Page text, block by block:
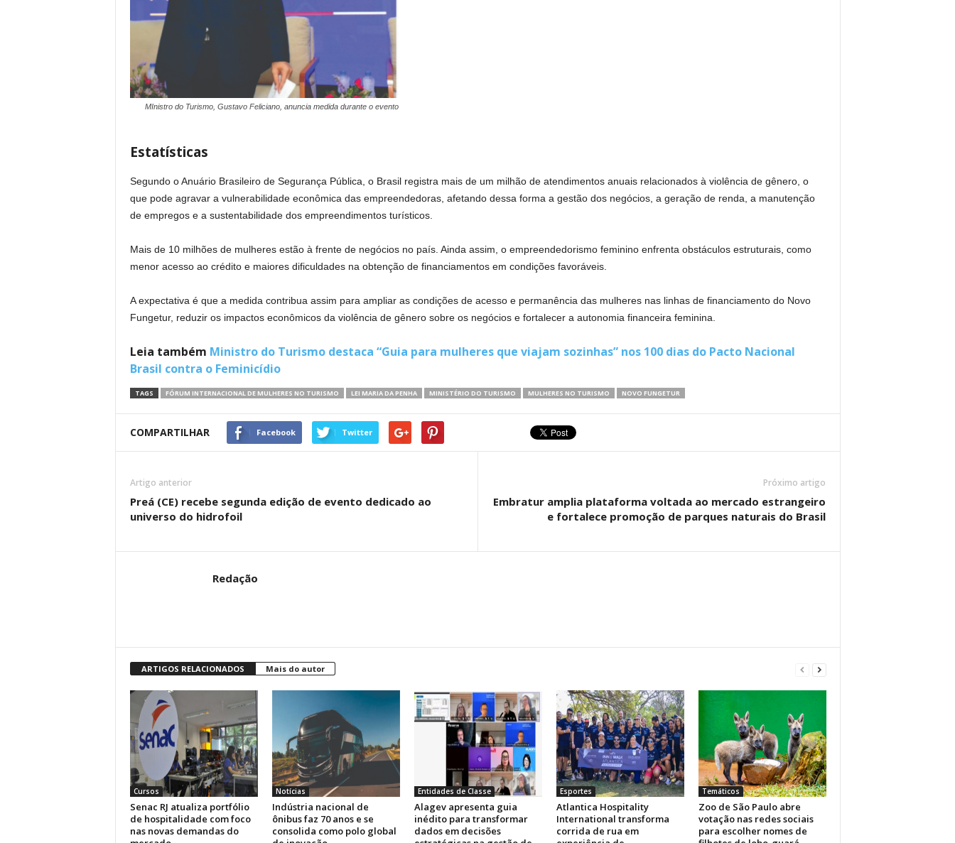
MInistro do Turismo, Gustavo Feliciano, anuncia medida durante o evento
Estatísticas
Segundo o Anuário Brasileiro de Segurança Pública, o Brasil registra mais de um milhão de atendimentos anuais relacionados à violência de gênero, o
que pode agravar a vulnerabilidade econômica das empreendedoras, afetando dessa forma a gestão dos negócios, a geração de renda, a manutenção
de empregos e a sustentabilidade dos empreendimentos turísticos.
Mais de 10 milhões de mulheres estão à frente de negócios no país. Ainda assim, o empreendedorismo feminino enfrenta obstáculos estruturais, como
menor acesso ao crédito e maiores dificuldades na obtenção de financiamentos em condições favoráveis.
A expectativa é que a medida contribua assim para ampliar as condições de acesso e permanência das mulheres nas linhas de financiamento do Novo
Fungetur, reduzir os impactos econômicos da violência de gênero sobre os negócios e fortalecer a autonomia financeira feminina.
Leia também Ministro do Turismo destaca “Guia para mulheres que viajam sozinhas” nos 100 dias do Pacto Nacional
Brasil contra o Feminicídio
TAGS FÓRUM INTERNACIONAL DE MULHERES NO TURISMO LEI MARIA DA PENHA MINISTÉRIO DO TURISMO MULHERES NO TURISMO NOVO FUNGETUR
COMPARTILHAR Facebook Twitter
Artigo anterior
Preá (CE) recebe segunda edição de evento dedicado ao
universo do hidrofoil
Próximo artigo
Embratur amplia plataforma voltada ao mercado estrangeiro
e fortalece promoção de parques naturais do Brasil
Redação
ARTIGOS RELACIONADOS Mais do autor
Cursos
Senac RJ atualiza portfólio
de hospitalidade com foco
nas novas demandas do
Notícias
Indústria nacional de
ônibus faz 70 anos e se
consolida como polo global
Entidades de Classe
Alagev apresenta guia
inédito para transformar
dados em decisões
Esportes
Atlantica Hospitality
International transforma
corrida de rua em
Temáticos
Zoo de São Paulo abre
votação nas redes sociais
para escolher nomes de